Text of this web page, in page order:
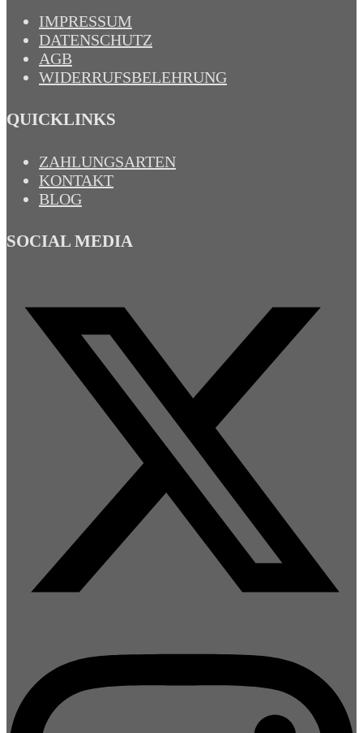
IMPRESSUM
DATENSCHUTZ
AGB
WIDERRUFSBELEHRUNG
QUICKLINKS
ZAHLUNGSARTEN
KONTAKT
BLOG
SOCIAL MEDIA